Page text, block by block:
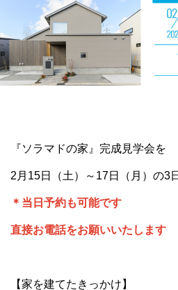
『ソラマドの家』完成見学会を
2月15日（土）～17日（月）の3
＊当日予約も可能です
直接お電話をお願いいたします
【家を建てたきっかけ】